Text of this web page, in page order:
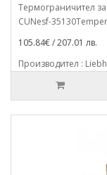
Термограничител
CUNesf-
105.84€ / 207.01 лв.
Производител :